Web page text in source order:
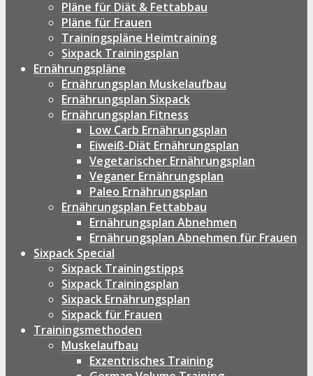
Pläne für Diät & Fettabbau
Pläne für Frauen
Trainingspläne Heimtraining
Sixpack Trainingsplan
Ernährungspläne
Ernährungsplan Muskelaufbau
Ernährungsplan Sixpack
Ernährungsplan Fitness
Low Carb Ernährungsplan
Eiweiß-Diät Ernährungsplan
Vegetarischer Ernährungsplan
Veganer Ernährungsplan
Paleo Ernährungsplan
Ernährungsplan Fettabbau
Ernährungsplan Abnehmen
Ernährungsplan Abnehmen für Frauen
Sixpack Special
Sixpack Trainingstipps
Sixpack Trainingsplan
Sixpack Ernährungsplan
Sixpack für Frauen
Trainingsmethoden
Muskelaufbau
Exzentrisches Training